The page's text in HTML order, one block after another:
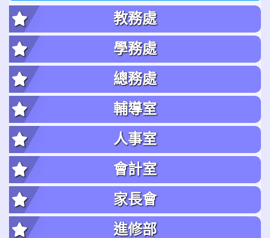
教務處
學務處
總務處
輔導室
人事室
會計室
家長會
進修部